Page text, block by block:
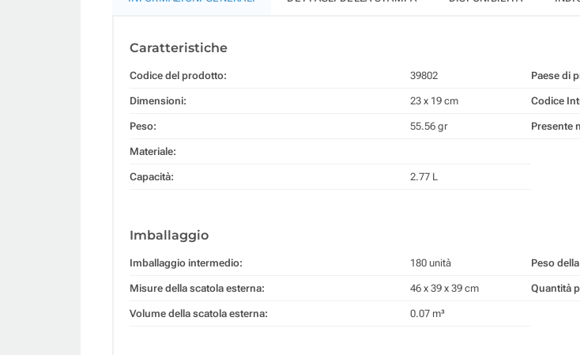
Caratteristiche
Codice del prodotto: 39802
Dimensioni: 23 x 19 cm
Peso: 55.56 gr
Materiale:
Capacità: 2.77 L
Paese di
Codice
Presente
Imballaggio
Imballaggio intermedio: 180 unità
Misure della scatola esterna: 46 x 39 x 39 cm
Volume della scatola esterna: 0.07 m³
Peso
Quantità